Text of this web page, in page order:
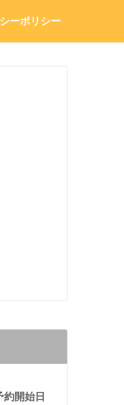
ーポリシー
約開始日